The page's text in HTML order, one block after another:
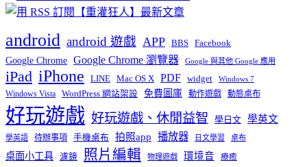
android android 遊戲 APP BBS Facebook
Google Chrome Google Chrome 瀏覽器 Google 與其他 Google 應用
iPad iPhone LINE Mac OS X PDF widget Windows 7
Windows Vista WordPress 網站架設 免費圖庫 動作遊戲 動態桌布
好玩遊戲 好玩遊戲、休閒益智 學日文 學英文
學英語 待辦事項 手機桌布 拍照app 播放器 日文學習 桌布
桌面小工具 濾鏡 照片編輯 物理遊戲 環境音 療癒